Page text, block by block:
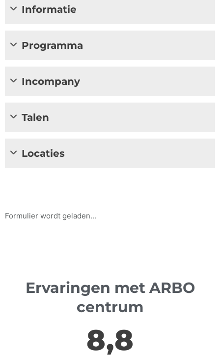
Informatie
Programma
Incompany
Talen
Locaties
Formulier wordt geladen...
Ervaringen met ARBO
centrum
8,8